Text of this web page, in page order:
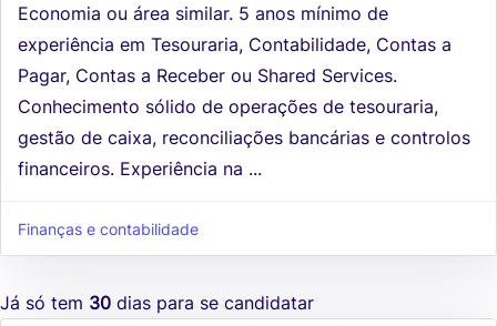
Economia ou área similar. 5 anos mínimo de
experiência em Tesouraria, Contabilidade, Contas a
Pagar, Contas a Receber ou Shared Services.
Conhecimento sólido de operações de tesouraria,
gestão de caixa, reconciliações bancárias e controlos
financeiros. Experiência na ...
Finanças e contabilidade
Já só tem 30 dias para se candidatar